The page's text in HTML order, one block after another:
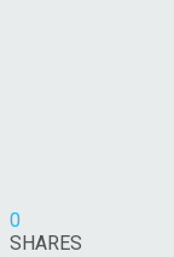
0
SHARES